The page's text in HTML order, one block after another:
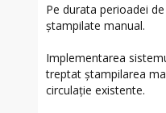
Pe durata perioadei
ștampilate manual.
Implementarea
treptat ștampilarea
circulație existente.